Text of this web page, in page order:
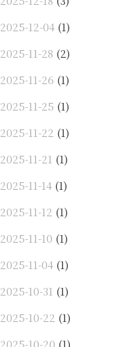
2025-12-04 (1)
2025-11-28 (2)
2025-11-26 (1)
2025-11-25 (1)
2025-11-22 (1)
2025-11-21 (1)
2025-11-14 (1)
2025-11-12 (1)
2025-11-10 (1)
2025-11-04 (1)
2025-10-31 (1)
2025-10-22 (1)
2025-10-20 (1)